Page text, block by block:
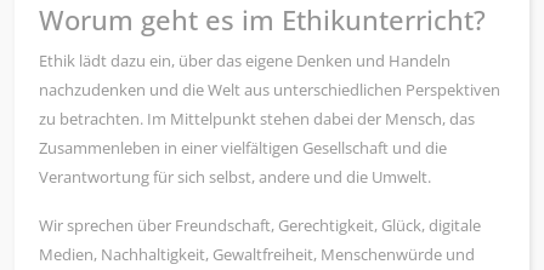
Worum geht es im Ethikunterricht?
Ethik lädt dazu ein, über das eigene Denken und Handeln
nachzudenken und die Welt aus unterschiedlichen Perspektiven
zu betrachten. Im Mittelpunkt stehen dabei der Mensch, das
Zusammenleben in einer vielfältigen Gesellschaft und die
Verantwortung für sich selbst, andere und die Umwelt.
Wir sprechen über Freundschaft, Gerechtigkeit, Glück, digitale
Medien, Nachhaltigkeit, Gewaltfreiheit, Menschenwürde und